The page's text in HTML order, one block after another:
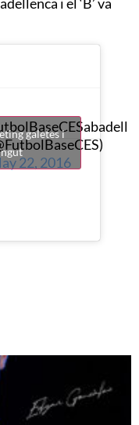
22, 2016
galetes i